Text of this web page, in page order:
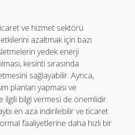
ve hizmet sektörü
azaltmak için bazı
yedek enerji
kesinti sırasında
sağlayabilir. Ayrıca,
planları yapması ve
ilgili bilgi vermesi de önemlidir.
en aza indirilebilir ve ticaret
faaliyetlerine daha hızlı bir